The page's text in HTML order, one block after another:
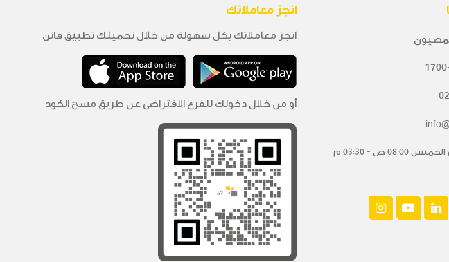
08:00 ص - 03:30 م
انجز معاملاتك
انجز معاملاتك بكل سهولة من خلال تحميلك تطبيق فاتن
أو من خلال دخولك للفرع الافتراضي عن طريق مسح الكود